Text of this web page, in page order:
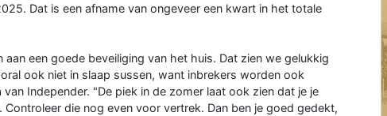
Dat is een afname van ongeveer een kwart in het totale
een goede beveiliging van het huis. Dat zien we gelukkig
ook niet in slaap sussen, want inbrekers worden ook
Independer. "De piek in de zomer laat ook zien dat je je
die nog even voor vertrek. Dan ben je goed gedekt,